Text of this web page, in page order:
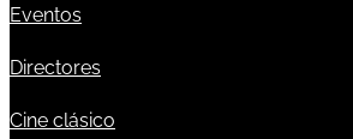
Eventos
Directores
Cine clásico